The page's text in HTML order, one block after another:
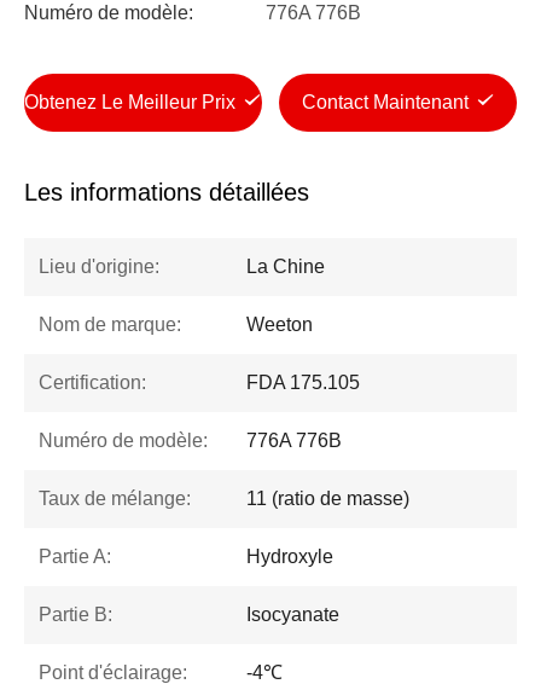
Numéro de modèle: 776A 776B
Obtenez Le Meilleur Prix Contact Maintenant
Les informations détaillées
Lieu d'origine: La Chine
Nom de marque: Weeton
Certification: FDA 175.105
Numéro de modèle: 776A 776B
Taux de mélange: 11 (ratio de masse)
Partie A: Hydroxyle
Partie B: Isocyanate
Point d'éclairage: -4℃